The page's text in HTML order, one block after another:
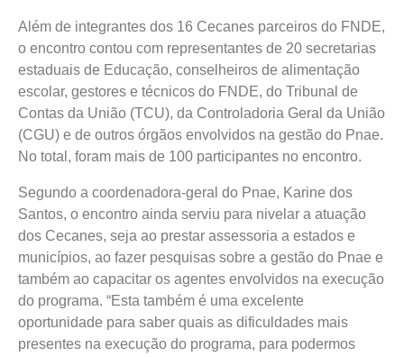
Além de integrantes dos 16 Cecanes parceiros do FNDE,
o encontro contou com representantes de 20 secretarias
estaduais de Educação, conselheiros de alimentação
escolar, gestores e técnicos do FNDE, do Tribunal de
Contas da União (TCU), da Controladoria Geral da União
(CGU) e de outros órgãos envolvidos na gestão do Pnae.
No total, foram mais de 100 participantes no encontro.
Segundo a coordenadora-geral do Pnae, Karine dos
Santos, o encontro ainda serviu para nivelar a atuação
dos Cecanes, seja ao prestar assessoria a estados e
municípios, ao fazer pesquisas sobre a gestão do Pnae e
também ao capacitar os agentes envolvidos na execução
do programa. “Esta também é uma excelente
oportunidade para saber quais as dificuldades mais
presentes na execução do programa, para podermos